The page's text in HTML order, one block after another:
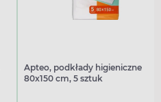
Apteo, podkłady higieniczne
80x150 cm, 5 sztuk